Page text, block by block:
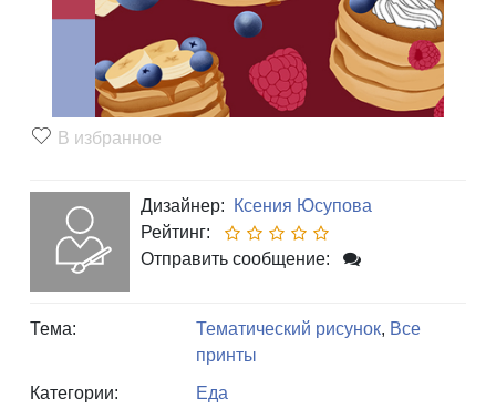
В избранное
Дизайнер: Ксения Юсупова
Рейтинг:
Отправить сообщение:
Тема: Тематический рисунок, Все
принты
Категории:
Еда